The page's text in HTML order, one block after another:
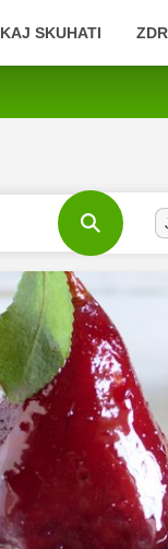
KAJ SKUHATI